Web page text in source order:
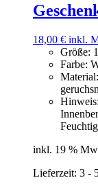
18,00 € inkl.
Größe:
Farbe:
Material:
Hinweis:
inkl. 19 %
Lieferzeit: 3 -